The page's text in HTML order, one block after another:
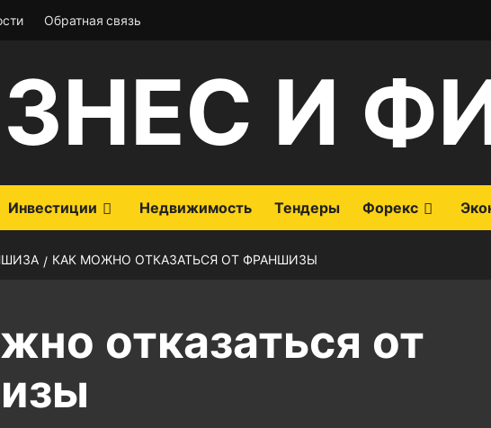
Обратная связь
И
Инвестиции Недвижимость Тендеры Форекс
КАК МОЖНО ОТКАЗАТЬСЯ ОТ ФРАНШИЗЫ
отказаться от